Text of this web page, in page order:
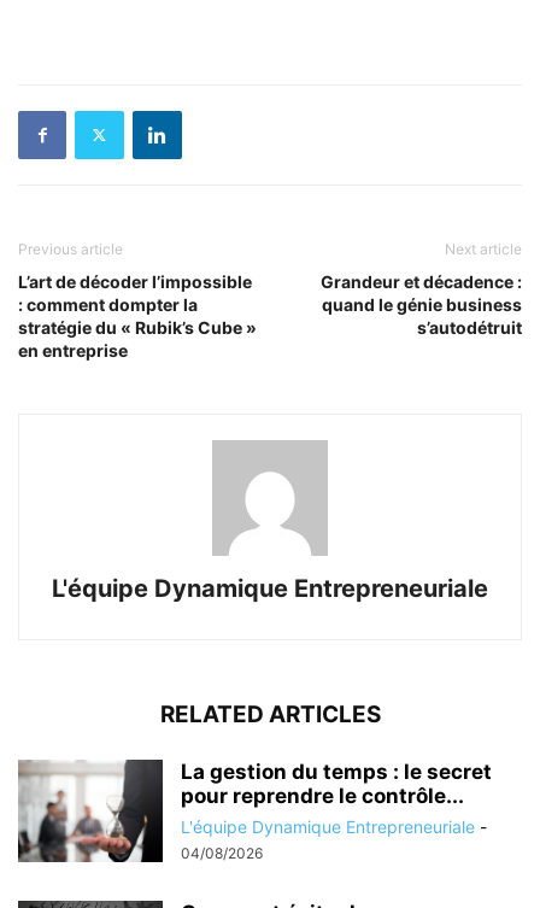
Previous article
L’art de décoder l’impossible
: comment dompter la
stratégie du « Rubik’s Cube »
en entreprise
Next article
Grandeur et décadence :
quand le génie business
s’autodétruit
L'équipe Dynamique Entrepreneuriale
RELATED ARTICLES
La gestion du temps : le secret
pour reprendre le contrôle...
L'équipe Dynamique Entrepreneuriale -
04/08/2026